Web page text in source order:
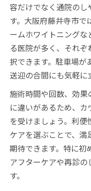
容だけでなく通院の
す。大阪府藤井寺市
ームホワイトニング
る医院が多く、それ
択できます。駐車場が
送迎の合間にも気軽に
施術時間や回数、効果
に違いがあるため、
を受けましょう。利
ケアを選ぶことで、
期待できます。特に初
アフターケアや再診
す。